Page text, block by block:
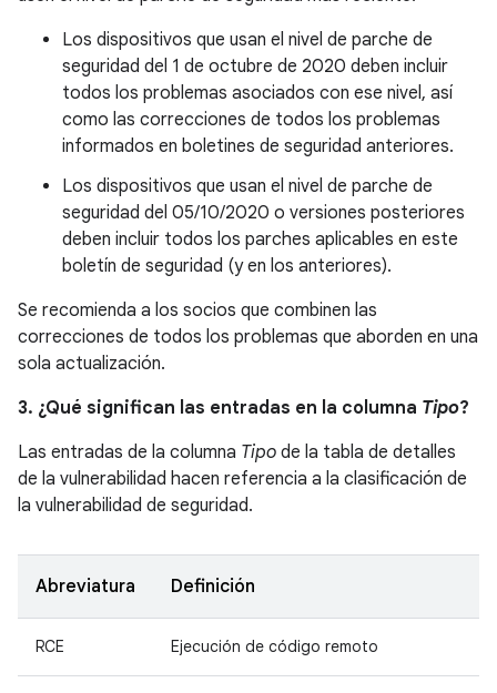
Los dispositivos que usan el nivel de parche de
seguridad del 1 de octubre de 2020 deben incluir
todos los problemas asociados con ese nivel, así
como las correcciones de todos los problemas
informados en boletines de seguridad anteriores.
Los dispositivos que usan el nivel de parche de
seguridad del 05/10/2020 o versiones posteriores
deben incluir todos los parches aplicables en este
boletín de seguridad (y en los anteriores).
Se recomienda a los socios que combinen las
correcciones de todos los problemas que aborden en una
sola actualización.
3. ¿Qué significan las entradas en la columna Tipo?
Las entradas de la columna Tipo de la tabla de detalles
de la vulnerabilidad hacen referencia a la clasificación de
la vulnerabilidad de seguridad.
Abreviatura Definición
RCE Ejecución de código remoto